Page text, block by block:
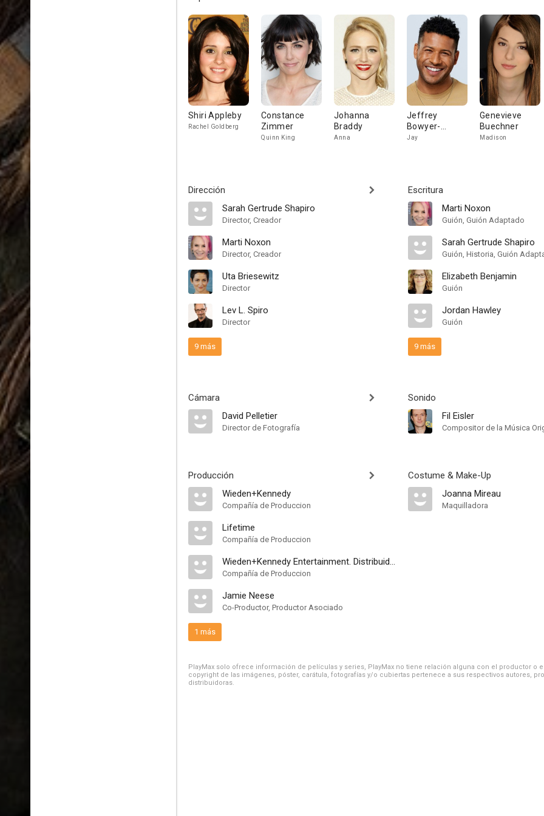
Shiri Appleby
Rachel Goldberg
Constance
Zimmer
Quinn King
Johanna
Braddy
Anna
Jeffrey
Bowyer-
Chapman
Jay
Genevieve
Buechner
Madison
Dirección
Sarah Gertrude Shapiro
Director, Creador
Marti Noxon
Director, Creador
Uta Briesewitz
Director
Lev L. Spiro
Director
9 más
Cámara
David Pelletier
Director de Fotografía
Producción
Wieden+Kennedy
Compañía de Produccion
Lifetime
Compañía de Produccion
Wieden+Kennedy Entertainment. Distribuida por Lifetime Television
Compañía de Produccion
Jamie Neese
Co-Productor, Productor Asociado
1 más
Escritura
Marti Noxon
Guión, Guión Adaptado
Sarah Gertrude Shapiro
Guión, Historia, Guión
Elizabeth Benjamin
Guión
Jordan Hawley
Guión
9 más
Sonido
Fil Eisler
Compositor de la Música
Costume & Make-Up
Joanna Mireau
Maquilladora
PlayMax solo ofrece información de películas y series, PlayMax no tiene relación alguna con el productor o
copyright de las imágenes, póster, carátula, fotografías y/o cubiertas pertenece a sus respectivos autores,
distribuidoras.